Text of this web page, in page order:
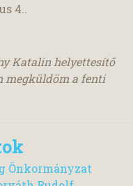
4..
Katalin helyettesítő
megküldöm a fenti
Önkormányzat